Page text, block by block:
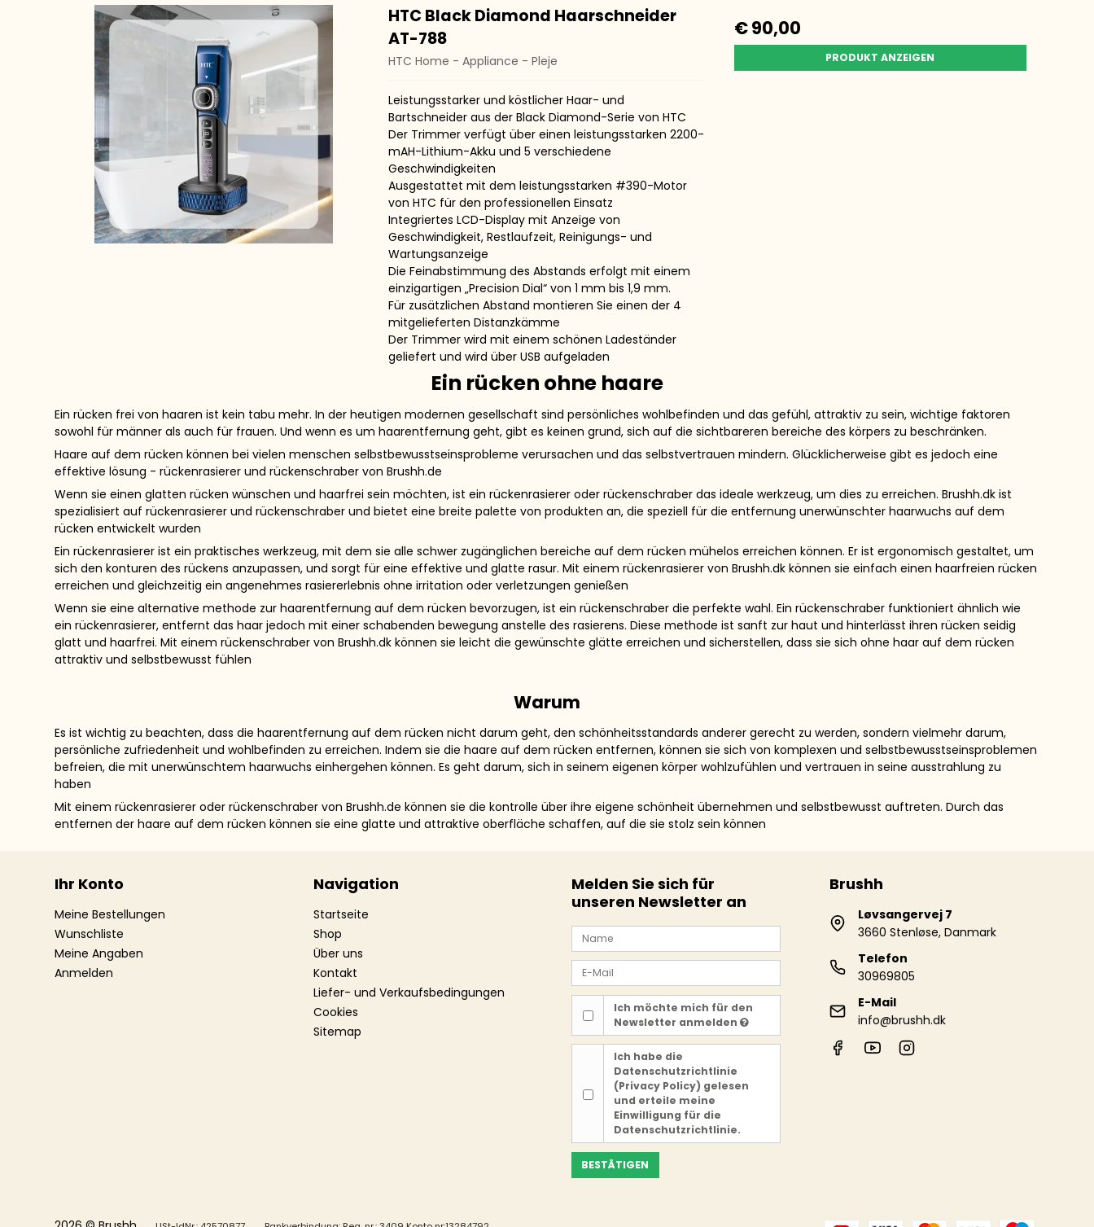
HTC Black Diamond Haarschneider
AT-788
HTC Home - Appliance - Pleje
Leistungsstarker und köstlicher Haar- und
Bartschneider aus der Black Diamond-Serie von HTC
Der Trimmer verfügt über einen leistungsstarken 2200-
mAH-Lithium-Akku und 5 verschiedene
Geschwindigkeiten
Ausgestattet mit dem leistungsstarken #390-Motor
von HTC für den professionellen Einsatz
Integriertes LCD-Display mit Anzeige von
Geschwindigkeit, Restlaufzeit, Reinigungs- und
Wartungsanzeige
Die Feinabstimmung des Abstands erfolgt mit einem
einzigartigen „Precision Dial“ von 1 mm bis 1,9 mm.
Für zusätzlichen Abstand montieren Sie einen der 4
mitgelieferten Distanzkämme
Der Trimmer wird mit einem schönen Ladeständer
geliefert und wird über USB aufgeladen
€ 90,00
PRODUKT ANZEIGEN
Ein rücken ohne haare
Ein rücken frei von haaren ist kein tabu mehr. In der heutigen modernen gesellschaft sind persönliches wohlbefinden und das gefühl, attraktiv zu sein, wichtige faktoren
sowohl für männer als auch für frauen. Und wenn es um haarentfernung geht, gibt es keinen grund, sich auf die sichtbareren bereiche des körpers zu beschränken.
Haare auf dem rücken können bei vielen menschen selbstbewusstseinsprobleme verursachen und das selbstvertrauen mindern. Glücklicherweise gibt es jedoch eine
effektive lösung - rückenrasierer und rückenschraber von Brushh.de
Wenn sie einen glatten rücken wünschen und haarfrei sein möchten, ist ein rückenrasierer oder rückenschraber das ideale werkzeug, um dies zu erreichen. Brushh.dk ist
spezialisiert auf rückenrasierer und rückenschraber und bietet eine breite palette von produkten an, die speziell für die entfernung unerwünschter haarwuchs auf dem
rücken entwickelt wurden
Ein rückenrasierer ist ein praktisches werkzeug, mit dem sie alle schwer zugänglichen bereiche auf dem rücken mühelos erreichen können. Er ist ergonomisch gestaltet, um
sich den konturen des rückens anzupassen, und sorgt für eine effektive und glatte rasur. Mit einem rückenrasierer von Brushh.dk können sie einfach einen haarfreien rücken
erreichen und gleichzeitig ein angenehmes rasiererlebnis ohne irritation oder verletzungen genießen
Wenn sie eine alternative methode zur haarentfernung auf dem rücken bevorzugen, ist ein rückenschraber die perfekte wahl. Ein rückenschraber funktioniert ähnlich wie
ein rückenrasierer, entfernt das haar jedoch mit einer schabenden bewegung anstelle des rasierens. Diese methode ist sanft zur haut und hinterlässt ihren rücken seidig
glatt und haarfrei. Mit einem rückenschraber von Brushh.dk können sie leicht die gewünschte glätte erreichen und sicherstellen, dass sie sich ohne haar auf dem rücken
attraktiv und selbstbewusst fühlen
Warum
Es ist wichtig zu beachten, dass die haarentfernung auf dem rücken nicht darum geht, den schönheitsstandards anderer gerecht zu werden, sondern vielmehr darum,
persönliche zufriedenheit und wohlbefinden zu erreichen. Indem sie die haare auf dem rücken entfernen, können sie sich von komplexen und selbstbewusstseinsproblemen
befreien, die mit unerwünschtem haarwuchs einhergehen können. Es geht darum, sich in seinem eigenen körper wohlzufühlen und vertrauen in seine ausstrahlung zu
haben
Mit einem rückenrasierer oder rückenschraber von Brushh.de können sie die kontrolle über ihre eigene schönheit übernehmen und selbstbewusst auftreten. Durch das
entfernen der haare auf dem rücken können sie eine glatte und attraktive oberfläche schaffen, auf die sie stolz sein können
Ihr Konto
Meine Bestellungen
Wunschliste
Meine Angaben
Anmelden
Navigation
Startseite
Shop
Über uns
Kontakt
Liefer- und Verkaufsbedingungen
Cookies
Sitemap
Melden Sie sich für
unseren Newsletter an
Ich möchte mich für den
Newsletter anmelden
Ich habe die
Datenschutzrichtlinie
(Privacy Policy) gelesen
und erteile meine
Einwilligung für die
Datenschutzrichtlinie.
BESTÄTIGEN
Brushh
Løvsangervej 7
3660 Stenløse, Danmark
Telefon
30969805
E-Mail
info@brushh.dk